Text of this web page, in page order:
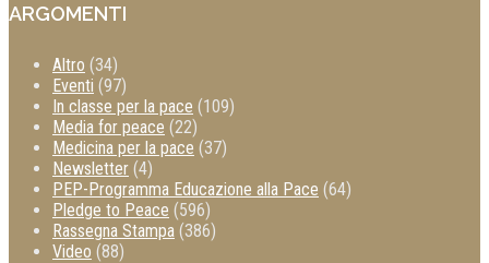
ARGOMENTI
Altro (34)
Eventi (97)
In classe per la pace (109)
Media for peace (22)
Medicina per la pace (37)
Newsletter (4)
PEP-Programma Educazione alla Pace (64)
Pledge to Peace (596)
Rassegna Stampa (386)
Video (88)